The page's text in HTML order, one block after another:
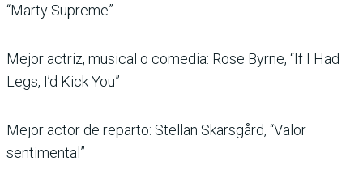
“Marty Supreme”
Mejor actriz, musical o comedia: Rose Byrne, “If I Had
Legs, I’d Kick You”
Mejor actor de reparto: Stellan Skarsgård, “Valor
sentimental”